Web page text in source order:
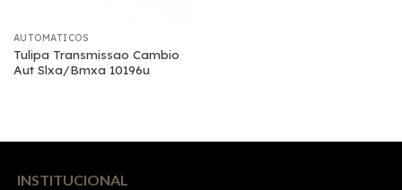
AUTOMATICOS
Tulipa Transmissao Cambio
Aut Slxa/Bmxa 10196u
INSTITUCIONAL